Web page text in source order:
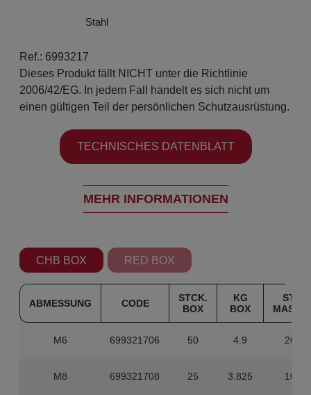
Stahl
Ref.: 6993217
Dieses Produkt fällt NICHT unter die Richtlinie
2006/42/EG. In jedem Fall handelt es sich nicht um
einen gültigen Teil der persönlichen Schutzausrüstung.
TECHNISCHES DATENBLATT
MEHR INFORMATIONEN
CHB BOX RED BOX
ABMESSUNG CODE
STCK.
BOX
KG
BOX
STK.
M6 699321706 50 4.9 200
M8 699321708 25 3.825 100